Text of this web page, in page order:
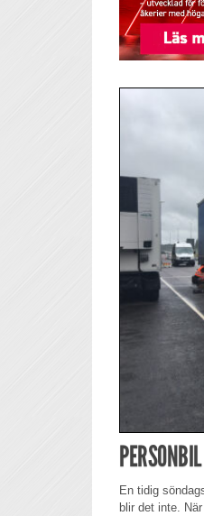
En tidig
blir det inte.